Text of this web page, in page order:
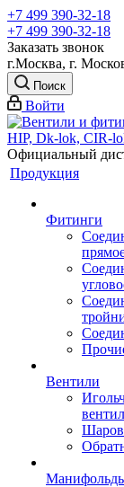
+7 499 390-32-18
+7 499 390-32-18
Заказать звонок
г.Москва, г.
Поиск
Войти
Официальный
Продукция
Фитинги
Вентили